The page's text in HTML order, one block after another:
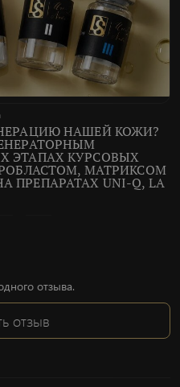
НАШЕЙ КОЖИ?
ЭТАПАХ КУРСОВЫХ
МАТРИКСОМ
UNI-Q, LA
отзыва.
отзыв